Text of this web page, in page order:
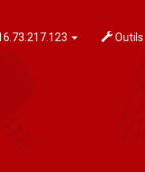
Outils